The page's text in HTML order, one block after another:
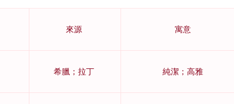
來源 寓意
希臘；拉丁 純潔；高雅